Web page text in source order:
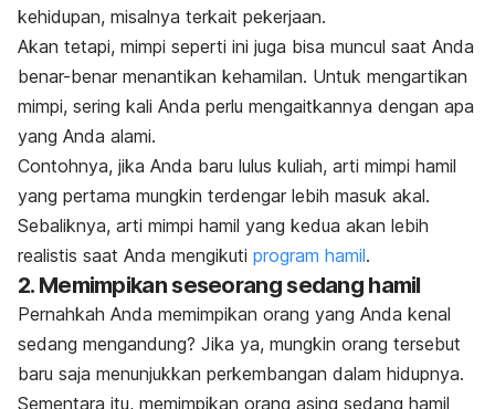
kehidupan, misalnya terkait pekerjaan.
Akan tetapi, mimpi seperti ini juga bisa muncul saat Anda
benar-benar menantikan kehamilan. Untuk mengartikan
mimpi, sering kali Anda perlu mengaitkannya dengan apa
yang Anda alami.
Contohnya, jika Anda baru lulus kuliah, arti mimpi hamil
yang pertama mungkin terdengar lebih masuk akal.
Sebaliknya, arti mimpi hamil yang kedua akan lebih
realistis saat Anda mengikuti program hamil.
2. Memimpikan seseorang sedang hamil
Pernahkah Anda memimpikan orang yang Anda kenal
sedang mengandung? Jika ya, mungkin orang tersebut
baru saja menunjukkan perkembangan dalam hidupnya.
Sementara itu, memimpikan orang asing sedang hamil